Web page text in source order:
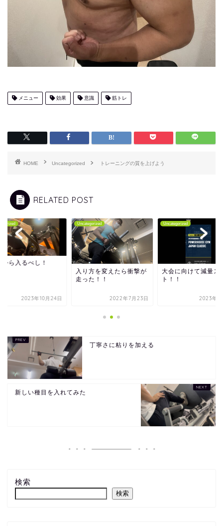
メニュー 効果 意識 筋トレ
HOME Uncategorized トレーニングの質を上げよう
RELATED POST
から入るべし！
2023年10月24日
Uncategorized
入り方を変えたら衝撃が
走った！！
2022年7月23日
Uncategorized
大会に向けて減量ス
ト！！
2023年6
丁寧さに粘りを加える
新しい種目を入れてみた
検索
検索